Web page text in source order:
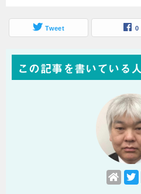
Tweet 0
この記事を書いている人